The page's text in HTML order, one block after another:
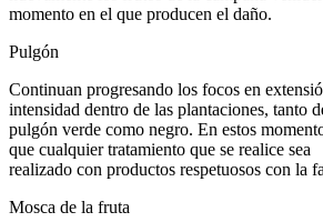
momento en el que producen el daño.
Pulgón
Continuan progresando los focos en
intensidad dentro de las plantaciones, tanto
pulgón verde como negro. En estos
que cualquier tratamiento que se realice sea
realizado con productos respetuosos con la
Mosca de la fruta